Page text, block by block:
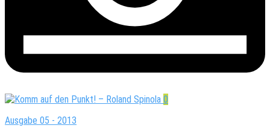
0
Ausgabe 05 - 2013